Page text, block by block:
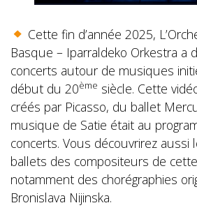
Cette fin d’année 2025,
Basque – Iparraldeko Orkestra a
concerts autour de musiques
début du 20ème siècle. Cette
créés par Picasso, du ballet
musique de Satie était au
concerts. Vous découvrirez aussi
ballets des compositeurs de
notamment des chorégraphies
Bronislava Nijinska.